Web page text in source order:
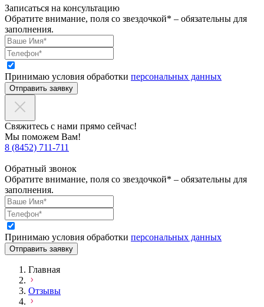
Записаться на консультацию
Обратите внимание, поля со звездочкой* – обязательны для
заполнения.
Принимаю условия обработки персональных данных
Отправить заявку
Свяжитесь с нами прямо сейчас!
Мы поможем Вам!
8 (8452) 711-711
Обратный звонок
Обратите внимание, поля со звездочкой* – обязательны для
заполнения.
Принимаю условия обработки персональных данных
Отправить заявку
Главная
Отзывы